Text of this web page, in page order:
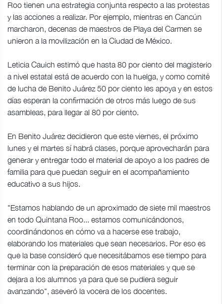
Roo tienen una estrategia conjunta respecto a las protestas
y las acciones a realizar. Por ejemplo, mientras en Cancún
marcharon, decenas de maestros de Playa del Carmen se
unieron a la movilización en la Ciudad de México.
Leticia Cauich estimó que hasta 80 por ciento del magisterio
a nivel estatal está de acuerdo con la huelga, y como comité
de lucha de Benito Juárez 50 por ciento les apoya y en estos
días esperan la confirmación de otros más luego de sus
asambleas, para llegar al 80 por ciento.
En Benito Juárez decidieron que este viernes, el próximo
lunes y el martes sí habrá clases, porque aprovecharán para
generar y entregar todo el material de apoyo a los padres de
familia para que puedan seguir en el acompañamiento
educativo a sus hijos.
"Estamos hablando de un aproximado de siete mil maestros
en todo Quintana Roo... estamos comunicándonos,
coordinándonos en cómo va a hacerse ese trabajo,
elaborando los materiales que sean necesarios. Por eso es
que la base consideró que necesitábamos ese tiempo para
terminar con la preparación de esos materiales y que se
dejara a los alumnos ya para que se pudiera seguir
avanzando", aseveró la vocera de los docentes.